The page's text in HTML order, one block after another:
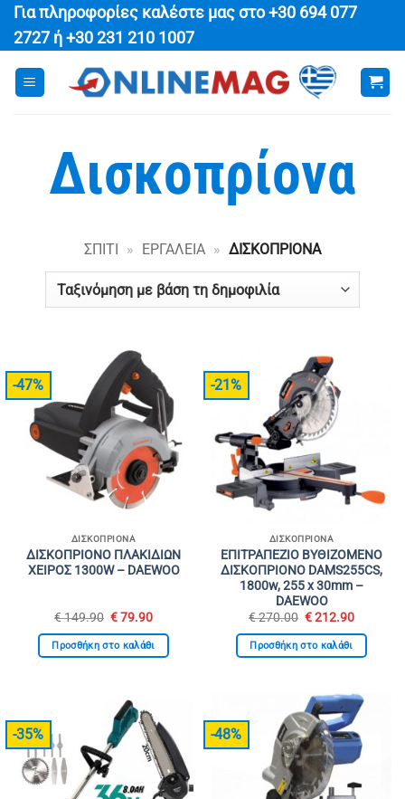
Μετάβαση
στο
περιεχόμενο
Για πληροφορίες καλέστε μας στο +30 694 077
2727 ή +30 231 210 1007
Δισκοπρίονα
ΣΠΊΤΙ » ΕΡΓΑΛΕΊΑ » ΔΙΣΚΟΠΡΊΟΝΑ
-47%
ΔΙΣΚΟΠΡΊΟΝΑ
ΔΙΣΚΟΠΡΙΟΝΟ ΠΛΑΚΙΔΙΩΝ
ΧΕΙΡΟΣ 1300W – DAEWOO
€149.90 Original
was:
€ 149.90.
€79.90Η
τιμή
είναι:
Προσθήκη στο καλάθι
-21%
ΔΙΣΚΟΠΡΊΟΝΑ
ΕΠΙΤΡΑΠΕΖΙΟ ΒΥΘΙΖΟΜΕΝΟ
ΔΙΣΚΟΠΡΙΟΝΟ DAMS255CS,
1800w, 255 х 30mm –
DAEWOO
€270.00 Original
was:
€ 270.00.
€212.90Η
τιμή
είναι:
Προσθήκη στο καλάθι
-35% -48%